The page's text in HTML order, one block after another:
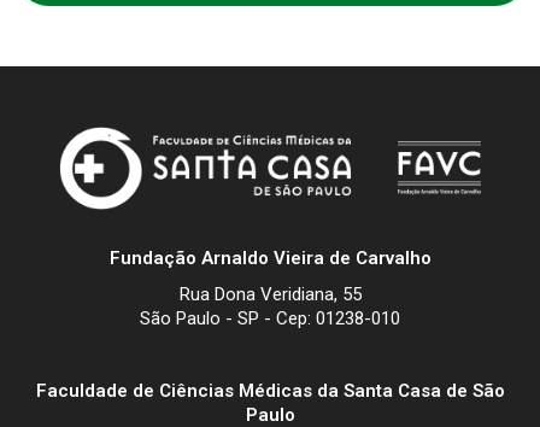
Fundação Arnaldo Vieira de Carvalho
Rua Dona Veridiana, 55
São Paulo - SP - Cep: 01238-010
Faculdade de Ciências Médicas da Santa Casa de São
Paulo